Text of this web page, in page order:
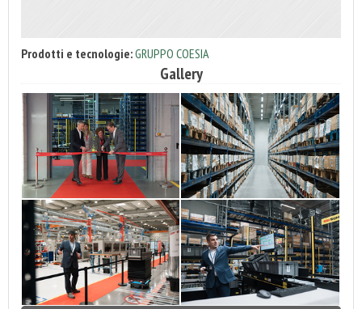
Prodotti e tecnologie:GRUPPO COESIA
Gallery